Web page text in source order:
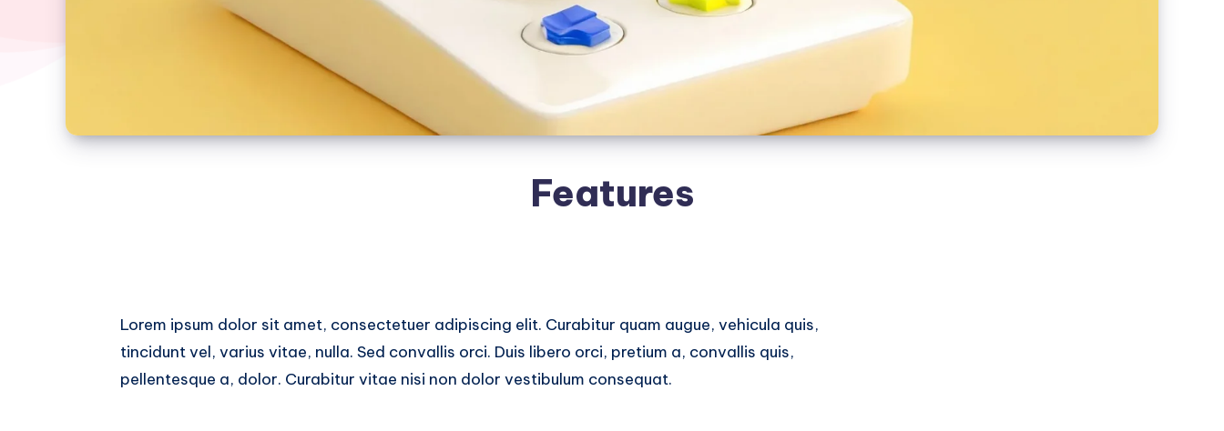
Features
Lorem ipsum dolor sit amet, consectetuer adipiscing elit. Curabitur quam augue, vehicula quis,
tincidunt vel, varius vitae, nulla. Sed convallis orci. Duis libero orci, pretium a, convallis quis,
pellentesque a, dolor. Curabitur vitae nisi non dolor vestibulum consequat.